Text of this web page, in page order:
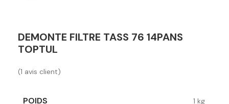
DEMONTE FILTRE TASS 76 14PANS
TOPTUL
(1 avis client)
POIDS 1 kg